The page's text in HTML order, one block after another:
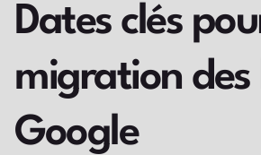
Dates clés
migration des
Google